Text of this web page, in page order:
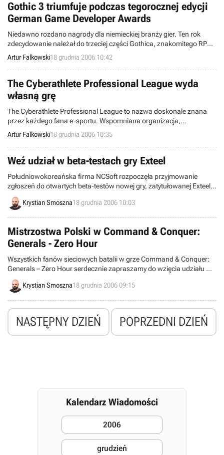
Gothic 3 triumfuje podczas tegorocznej edycji
German Game Developer Awards
Niedawno rozdano nagrody dla niemieckiej branży gier. Ten rok
zdecydowanie należał do trzeciej części Gothica, znakomitego RPG
stworzonego przez Piranha Bytes.
Artur Falkowski18 grudnia 2006 10:42
The Cyberathlete Professional League wyda
własną grę
The Cyberathlete Professional League to nazwa doskonale znana
przez każdego fana e-sportu. Wspomniana organizacja,
odpowiadająca za profesjonalne turnieje gier organizowane w
Stanach Zjednoczonych, Europie, Ameryce Łacińskiej i Azji
postanowiła wydać własną produkcję przygotowaną specjalnie z
myślą o e-sporcie.
Artur Falkowski18 grudnia 2006 10:35
Weź udział w beta-testach gry Exteel
Południowokoreańska firma NCSoft rozpoczęła przyjmowanie
zgłoszeń do otwartych beta-testów nowej gry, zatytułowanej Exteel.
Produkt ten powinien zainteresować miłośników strzelanin, którzy
lubują się w internetowych potyczkach.
Krystian Smoszna18 grudnia 2006 10:03
Mistrzostwa Polski w Command & Conquer:
Generals - Zero Hour
Wszystkich fanów sieciowych batalii w grze Command & Conquer:
Generals – Zero Hour serdecznie zapraszamy do wzięcia udziału w
Mistrzostwach Polski, za których organizację odpowiadają twórcy
popularnych, fanowskich serwisów CnC Reactor i BFME Center –
Arts.
Krystian Smoszna18 grudnia 2006 09:15
NASTĘPNY DZIEŃ POPRZEDNI DZIEŃ
Kalendarz Wiadomości
2006
grudzień